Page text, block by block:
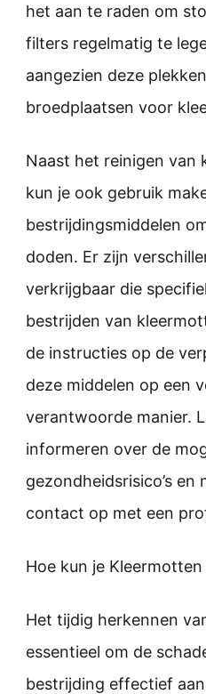
het aan te raden om
filters regelmatig te
aangezien deze
broedplaatsen voor
Naast het reinigen van
kun je ook gebruik
bestrijdingsmiddelen
doden. Er zijn
verkrijgbaar die
bestrijden van
de instructies op de
deze middelen op een
verantwoorde manier.
informeren over de
gezondheidsrisico’s en
contact op met een
Hoe kun je
Het tijdig herkennen
essentieel om de
bestrijding effectief